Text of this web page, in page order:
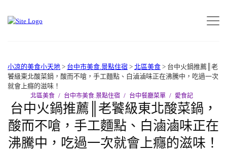
小凉的美食小天地 > 台中市美食.景點住宿 > 北區美食 > 台中火鍋推薦║老
饕級東北酸菜鍋，酸而不嗆，手工麵點、白滷滷味正在沸騰中，吃過一次
就會上癮的滋味！
北區美食 台中市美食.景點住宿 台中餐廳菜單 愛食記
台中火鍋推薦║老饕級東北酸菜鍋，
酸而不嗆，手工麵點、白滷滷味正在
沸騰中，吃過一次就會上癮的滋味！